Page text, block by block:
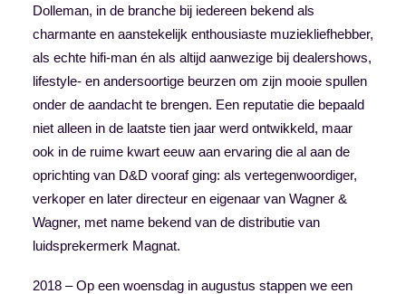
Dolleman, in de branche bij iedereen bekend als
charmante en aanstekelijk enthousiaste muziekliefhebber,
als echte hifi-man én als altijd aanwezige bij dealershows,
lifestyle- en andersoortige beurzen om zijn mooie spullen
onder de aandacht te brengen. Een reputatie die bepaald
niet alleen in de laatste tien jaar werd ontwikkeld, maar
ook in de ruime kwart eeuw aan ervaring die al aan de
oprichting van D&D vooraf ging: als vertegenwoordiger,
verkoper en later directeur en eigenaar van Wagner &
Wagner, met name bekend van de distributie van
luidsprekermerk Magnat.
2018 – Op een woensdag in augustus stappen we een